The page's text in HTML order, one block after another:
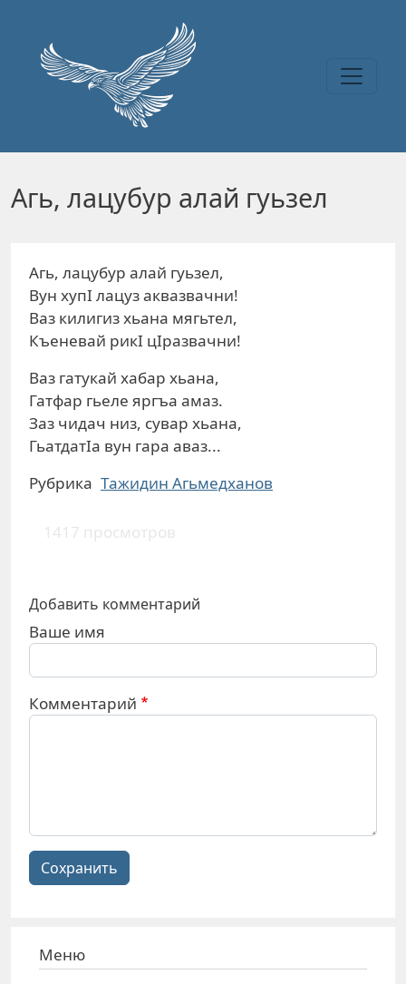
Агь, лацубур алай гуьзел
Агь, лацубур алай гуьзел,
Вун хупI лацуз аквазвачни!
Ваз килигиз хьана мягьтел,
Къеневай рикI цIразвачни!
Ваз гатукай хабар хьана,
Гатфар гьеле яргъа амаз.
Заз чидач низ, сувар хьана,
ГьатдатIа вун гара аваз...
Рубрика Тажидин Агьмедханов
1417 просмотров
Добавить комментарий
Ваше имя
Комментарий
Сохранить
Меню